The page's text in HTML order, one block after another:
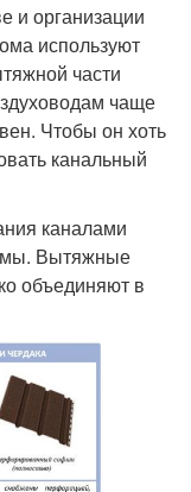
и организации
используют
части
чаще
Чтобы он хоть
канальный
каналами
Вытяжные
объединяют в